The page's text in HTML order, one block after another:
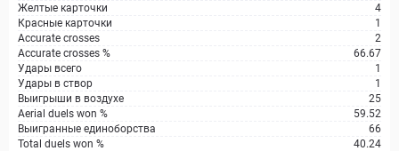
Желтые карточки
4
Красные карточки
1
Accurate crosses
2
Accurate crosses %
66.67
Удары всего
1
Удары в створ
1
Выигрыши в воздухе
25
Aerial duels won %
59.52
Выигранные единоборства
66
Total duels won %
40.24